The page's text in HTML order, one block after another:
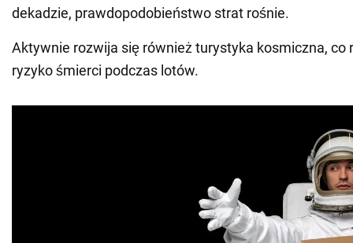
dekadzie, prawdopodobieństwo strat rośnie.
Aktywnie rozwija się również turystyka kosmiczna, co
ryzyko śmierci podczas lotów.